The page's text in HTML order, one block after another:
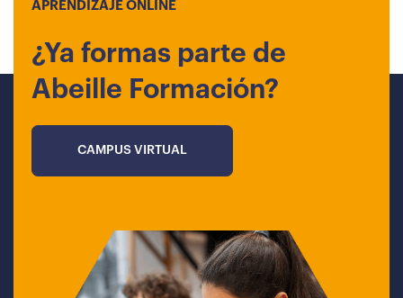
APRENDIZAJE ONLINE
¿Ya formas parte de
Abeille Formación?
CAMPUS VIRTUAL